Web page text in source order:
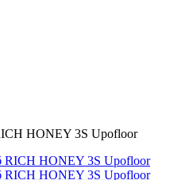
HONEY 3S Upofloor